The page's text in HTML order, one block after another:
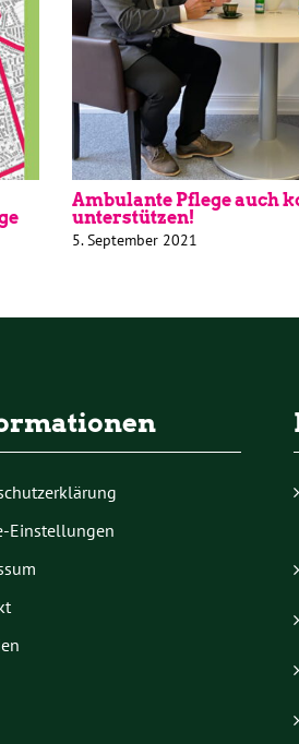
Ambulante Pflege auch
unterstützen!
5. September 2021
Einstellungen